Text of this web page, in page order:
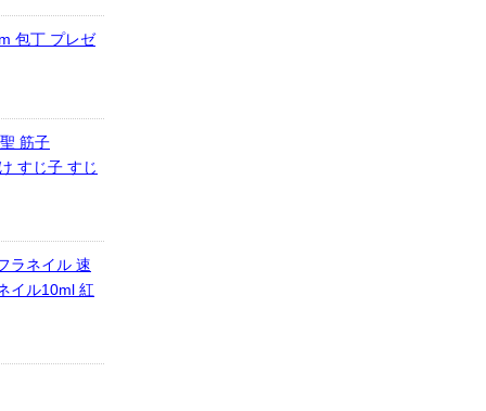
包丁 プレゼ
筋子
すじ子 すじ
ラネイル 速
イル10ml 紅